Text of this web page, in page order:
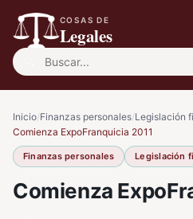
COSAS DE
Legales
Buscar:
Inicio/Finanzas personales/Legislación
Comienza ExpoFranquicia 2011
Finanzas personales Legislación
Comienza